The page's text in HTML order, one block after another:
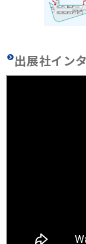
出展社イン